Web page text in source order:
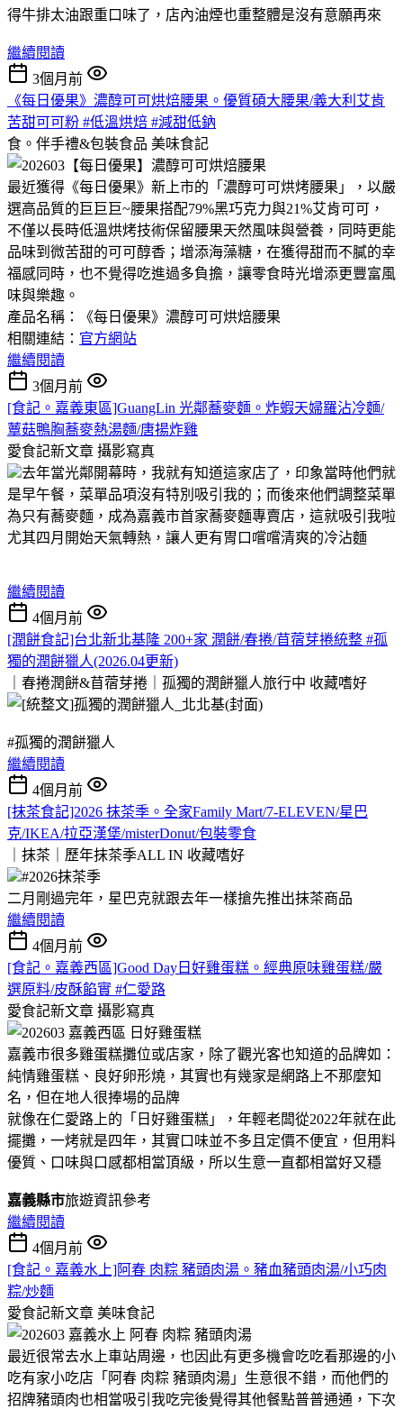
得牛排太油跟重口味了，店內油煙也重整體是沒有意願再來
繼續閱讀
3個月前
《每日優果》濃醇可可烘焙腰果。優質碩大腰果/義大利艾肯
苦甜可可粉 #低溫烘焙 #減甜低鈉
食。伴手禮&包裝食品 美味食記
最近獲得《每日優果》新上市的「濃醇可可烘烤腰果」，以嚴
選高品質的巨巨巨~腰果搭配79%黑巧克力與21%艾肯可可，
不僅以長時低溫烘烤技術保留腰果天然風味與營養，同時更能
品味到微苦甜的可可醇香；增添海藻糖，在獲得甜而不膩的幸
福感同時，也不覺得吃進過多負擔，讓零食時光增添更豐富風
味與樂趣。
產品名稱：《每日優果》濃醇可可烘焙腰果
相關連結： 官方網站
繼續閱讀
3個月前
[食記。嘉義東區]GuangLin 光鄰蕎麥麵。炸蝦天婦羅沾冷麵/
蕈菇鴨胸蕎麥熱湯麵/唐揚炸雞
愛食記新文章 攝影寫真
去年當光鄰開幕時，我就有知道這家店了，印象當時他們就
是早午餐，菜單品項沒有特別吸引我的；而後來他們調整菜單
為只有蕎麥麵，成為嘉義市首家蕎麥麵專賣店，這就吸引我啦
尤其四月開始天氣轉熱，讓人更有胃口嚐嚐清爽的冷沾麵
繼續閱讀
4個月前
[潤餅食記]台北新北基隆 200+家 潤餅/春捲/苜蓿芽捲統整 #孤
獨的潤餅獵人(2026.04更新)
｜春捲潤餅&苜蓿芽捲｜孤獨的潤餅獵人旅行中 收藏嗜好
#孤獨的潤餅獵人
繼續閱讀
4個月前
[抹茶食記]2026 抹茶季。全家Family Mart/7-ELEVEN/星巴
克/IKEA/拉亞漢堡/misterDonut/包裝零食
｜抹茶｜歷年抹茶季ALL IN 收藏嗜好
#2026抹茶季
二月剛過完年，星巴克就跟去年一樣搶先推出抹茶商品
繼續閱讀
4個月前
[食記。嘉義西區]Good Day日好雞蛋糕。經典原味雞蛋糕/嚴
選原料/皮酥餡實 #仁愛路
愛食記新文章 攝影寫真
嘉義市很多雞蛋糕攤位或店家，除了觀光客也知道的品牌如：
純情雞蛋糕、良好卵形燒，其實也有幾家是網路上不那麼知
名，但在地人很捧場的品牌
就像在仁愛路上的「日好雞蛋糕」，年輕老闆從2022年就在此
擺攤，一烤就是四年，其實口味並不多且定價不便宜，但用料
優質、口味與口感都相當頂級，所以生意一直都相當好又穩
嘉義縣市旅遊資訊參考
繼續閱讀
4個月前
[食記。嘉義水上]阿春 肉粽 豬頭肉湯。豬血豬頭肉湯/小巧肉
粽/炒麵
愛食記新文章 美味食記
最近很常去水上車站周邊，也因此有更多機會吃吃看那邊的小
吃有家小吃店「阿春 肉粽 豬頭肉湯」生意很不錯，而他們的
招牌豬頭肉也相當吸引我吃完後覺得其他餐點普普通通，下次